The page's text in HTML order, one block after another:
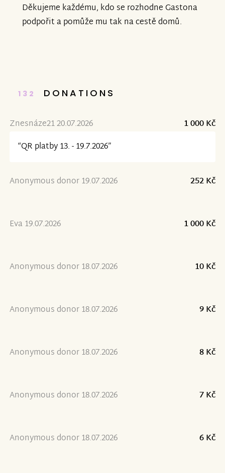
Děkujeme každému, kdo se rozhodne Gastona
podpořit a pomůže mu tak na cestě domů.
132 DONATIONS
Znesnáze21 20.07.2026
1 000 Kč
“QR platby 13. - 19.7.2026”
Anonymous donor 19.07.2026 252 Kč
Eva 19.07.2026 1 000 Kč
Anonymous donor 18.07.2026 10 Kč
Anonymous donor 18.07.2026 9 Kč
Anonymous donor 18.07.2026 8 Kč
Anonymous donor 18.07.2026 7 Kč
Anonymous donor 18.07.2026 6 Kč